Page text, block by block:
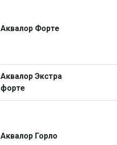
Аквалор Форте
Аквалор Экстра
форте
Аквалор Горло